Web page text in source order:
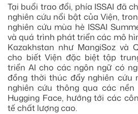
Tại buổi trao đổi, phía ISSAI đã
nghiên cứu nổi bật của Viện,
nghiên cứu mùa hè ISSAI
và quá trình phát triển các mô
Kazakhstan như MangiSoz và
cho biết Viện đặc biệt tập
triển AI cho các ngôn ngữ có
đồng thời thúc đẩy nghiên cứu
nghiên cứu thông qua các
Hugging Face, hướng tới các
tế chất lượng cao.